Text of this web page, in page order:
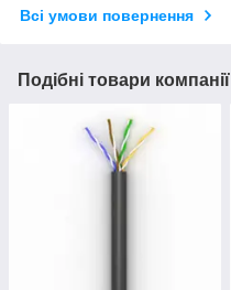
Всі умови повернення
Подібні товари компанії